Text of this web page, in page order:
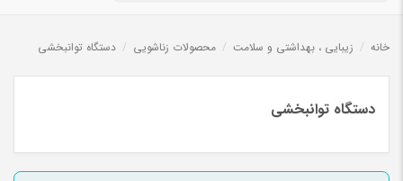
خانه / زیبایی ، بهداشتی و سلامت / محصولات زناشویی / دستگاه توانبخشی
دستگاه توانبخشی